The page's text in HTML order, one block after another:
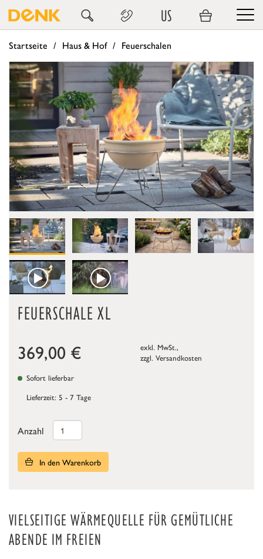
US
Startseite Haus & Hof Feuerschalen
FEUERSCHALE XL
369,00 €
exkl. MwSt.,
zzgl. Versandkosten
Sofort lieferbar
Lieferzeit: 5 - 7 Tage
Anzahl
In den Warenkorb
VIELSEITIGE WÄRMEQUELLE FÜR GEMÜTLICHE
ABENDE IM FREIEN